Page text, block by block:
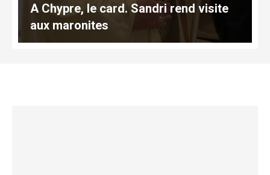
A Chypre, le card. Sandri rend visite
aux maronites